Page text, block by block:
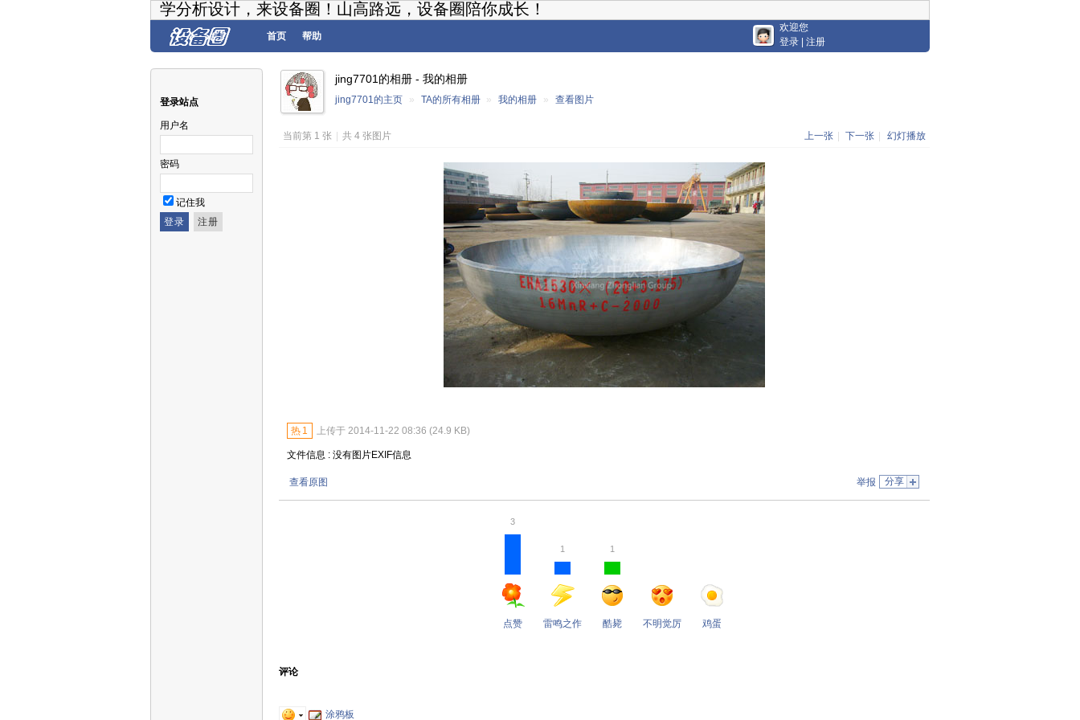
学分析设计，来设备圈！山高路远，设备圈陪你成长！
首页 帮助
欢迎您
登录
注册
登录站点
用户名
密码
记住我
jing7701的相册 - 我的相册
jing7701的主页 » TA的所有相册 » 我的相册 » 查看图片
上一张 下一张 幻灯播放
当前第 1 张 共 4 张图片
热 1 上传于 2014-11-22 08:36 (24.9 KB)
文件信息 : 没有图片EXIF信息
查看原图 分享
举报
3
点赞
1
雷鸣之作
1
酷毙 不明觉厉 鸡蛋
评论
涂鸦板